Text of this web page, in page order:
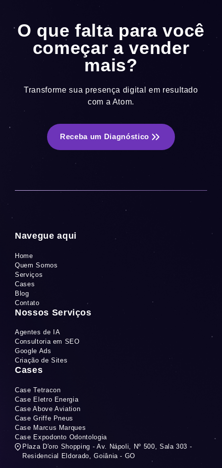
O que falta para você
começar a vender
mais?
Transforme sua presença digital em resultado
com a Atom.
Receba um Diagnóstico
Navegue aqui
Home
Quem Somos
Serviços
Cases
Blog
Contato
Nossos Serviços
Agentes de IA
Consultoria em SEO
Google Ads
Criação de Sites
Cases
Case Tetracon
Case Eletro Energia
Case Above Aviation
Case Griffe Pneus
Case Marcus Marques
Case Expodonto Odontologia
Plaza D'oro Shopping - Av. Nápoli, Nº 500, Sala 303 -
Residencial Eldorado, Goiânia - GO